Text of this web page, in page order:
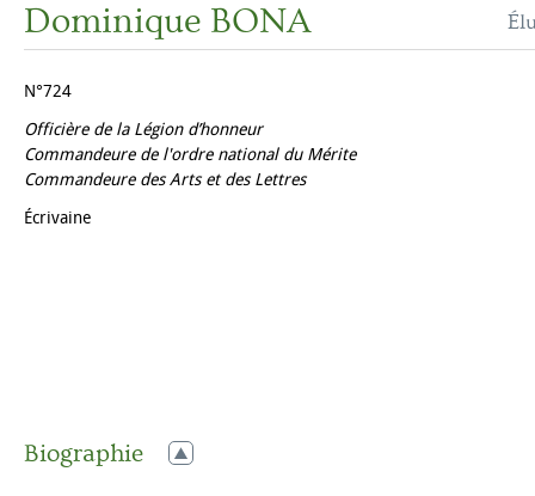
Dominique BONA
N°724
Officière de la Légion d’honneur
Commandeure de l'ordre national du Mérite
Commandeure des Arts et des Lettres
Écrivaine
Biographie